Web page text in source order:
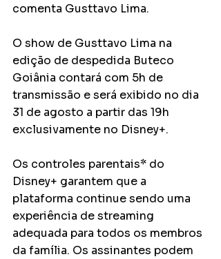
comenta Gusttavo Lima.
O show de Gusttavo Lima na
edição de despedida Buteco
Goiânia contará com 5h de
transmissão e será exibido no dia
31 de agosto a partir das 19h
exclusivamente no Disney+.
Os controles parentais* do
Disney+ garantem que a
plataforma continue sendo uma
experiência de streaming
adequada para todos os membros
da família. Os assinantes podem